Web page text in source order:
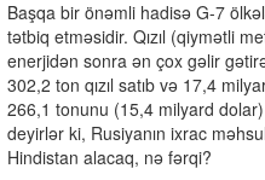
Başqa bir önəmli hadisə G-7
tətbiq etməsidir. Qızıl (qiymətli
enerjidən sonra ən çox gəlir
302,2 ton qızıl satıb və 17,4
266,1 tonunu (15,4 milyard
deyirlər ki, Rusiyanın ixrac
Hindistan alacaq, nə fərqi?